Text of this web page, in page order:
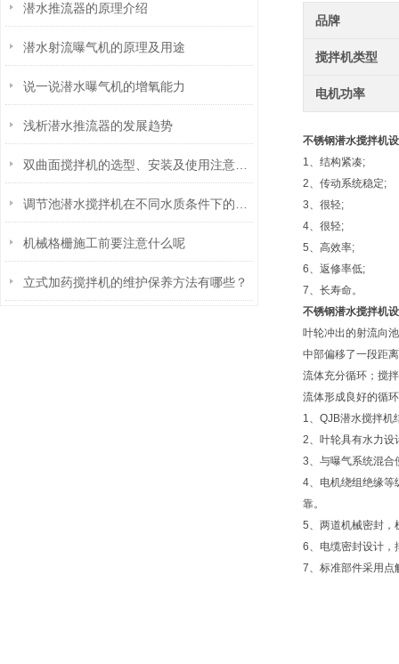
潜水推流器的原理介绍
潜水射流曝气机的原理及用途
说一说潜水曝气机的增氧能力
浅析潜水推流器的发展趋势
机械格栅施工前要注意什么呢
立式加药搅拌机的维护保养方法有哪些？
品牌
搅拌机类型
电机功率
不锈钢潜水搅拌机
1、结构紧凑;
2、传动系统稳定;
3、很轻;
4、很轻;
5、高效率;
6、返修率低;
7、长寿命。
不锈钢潜水搅拌机
叶轮冲出的射流向
中部偏移了一段距
流体充分循环；搅
流体形成良好的循
1、QJB潜水搅拌机
2、叶轮具有水力设
3、与曝气系统混合
4、电机绕组绝缘等
靠。
5、两道机械密封，
6、电缆密封设计，
7、标准部件采用